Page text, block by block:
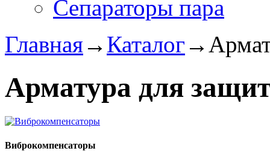
Сепараторы пара
Главная→ Каталог →
Арматура для
Виброкомпенсаторы